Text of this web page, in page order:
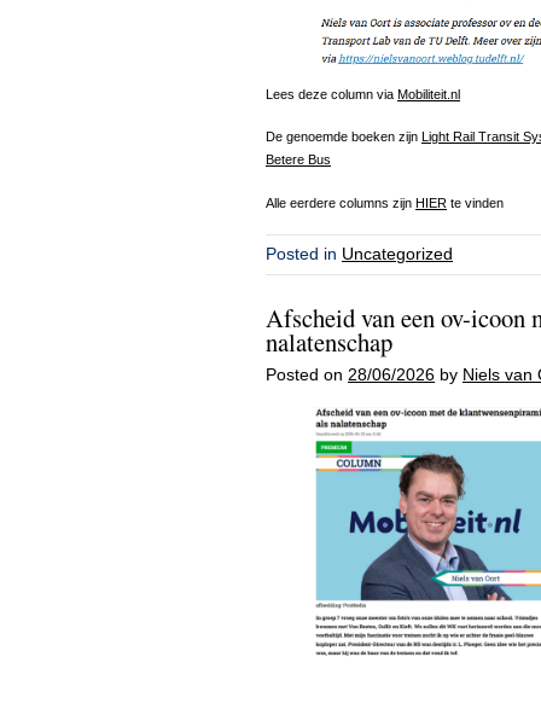
Lees deze column via Mobiliteit.nl
De genoemde boeken zijn Light Rail Transit
Betere Bus
Alle eerdere columns zijn HIER te vinden
Posted in Uncategorized
Afscheid van een ov-icoon
nalatenschap
Posted on 28/06/2026 by Niels van